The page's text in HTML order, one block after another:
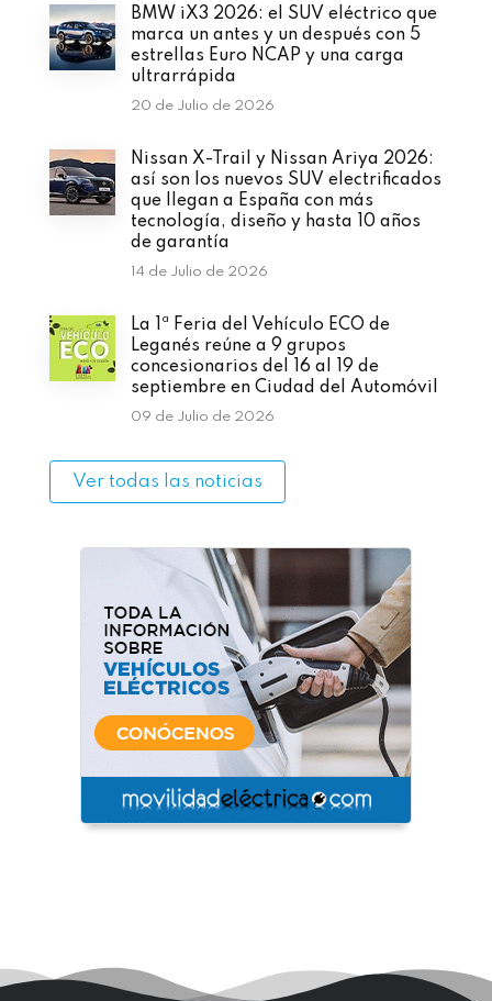
BMW iX3 2026: el SUV eléctrico que
marca un antes y un después con 5
estrellas Euro NCAP y una carga
ultrarrápida
20 de Julio de 2026
Nissan X-Trail y Nissan Ariya 2026:
así son los nuevos SUV electrificados
que llegan a España con más
tecnología, diseño y hasta 10 años
de garantía
14 de Julio de 2026
La 1ª Feria del Vehículo ECO de
Leganés reúne a 9 grupos
concesionarios del 16 al 19 de
septiembre en Ciudad del Automóvil
09 de Julio de 2026
Ver todas las noticias